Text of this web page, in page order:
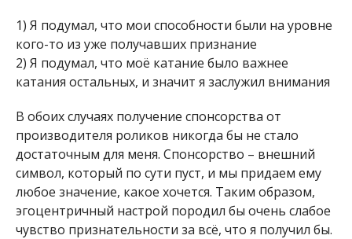
1) Я подумал, что мои способности были на уровне
кого-то из уже получавших признание
2) Я подумал, что моё катание было важнее
катания остальных, и значит я заслужил внимания
В обоих случаях получение спонсорства от
производителя роликов никогда бы не стало
достаточным для меня. Спонсорство – внешний
символ, который по сути пуст, и мы придаем ему
любое значение, какое хочется. Таким образом,
эгоцентричный настрой породил бы очень слабое
чувство признательности за всё, что я получил бы.